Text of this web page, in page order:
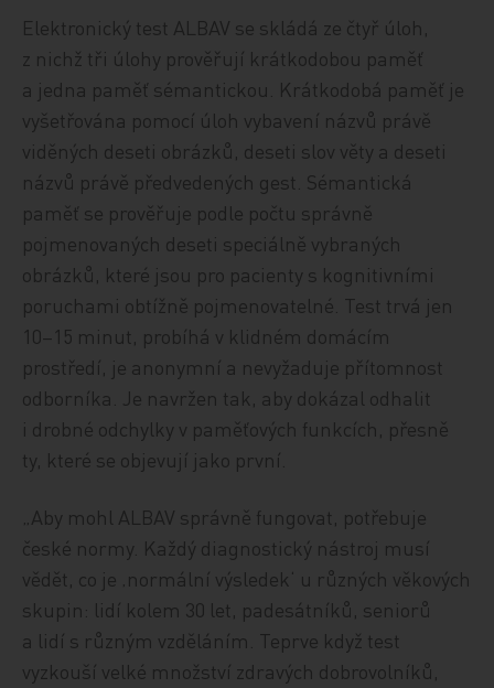
Elektronický test ALBAV se skládá ze čtyř úloh,
z nichž tři úlohy prověřují krátkodobou paměť
a jedna paměť sémantickou. Krátkodobá paměť je
vyšetřována pomocí úloh vybavení názvů právě
viděných deseti obrázků, deseti slov věty a deseti
názvů právě předvedených gest. Sémantická
paměť se prověřuje podle počtu správně
pojmenovaných deseti speciálně vybraných
obrázků, které jsou pro pacienty s kognitivními
poruchami obtížně pojmenovatelné. Test trvá jen
10–15 minut, probíhá v klidném domácím
prostředí, je anonymní a nevyžaduje přítomnost
odborníka. Je navržen tak, aby dokázal odhalit
i drobné odchylky v paměťových funkcích, přesně
ty, které se objevují jako první.
„Aby mohl ALBAV správně fungovat, potřebuje
české normy. Každý diagnostický nástroj musí
vědět, co je ‚normální výsledek‘ u různých věkových
skupin: lidí kolem 30 let, padesátníků, seniorů
a lidí s různým vzděláním. Teprve když test
vyzkouší velké množství zdravých dobrovolníků,